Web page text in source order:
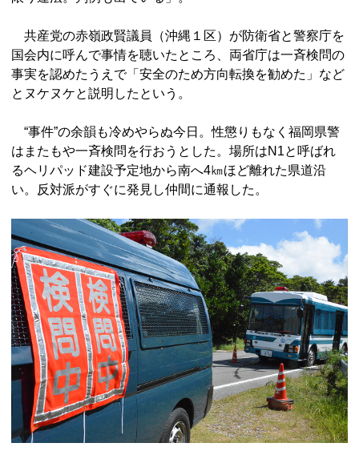
共産党の赤嶺政賢議員（沖縄１区）が防衛省と警察庁を
国会内に呼んで事情を聴いたところ、両省庁は一斉検問の
事実を認めたうえで「安全のため方向転換を勧めた」など
とヌケヌケと説明したという。
“事件”の余韻も冷めやらぬ今日。性懲りもなく福岡県警
はまたもや一斉検問を行おうとした。場所はN1と呼ばれ
るヘリパッド建設予定地から南へ4㎞ほど離れた県道沿
い。反対派がすぐに発見し仲間に通報した。